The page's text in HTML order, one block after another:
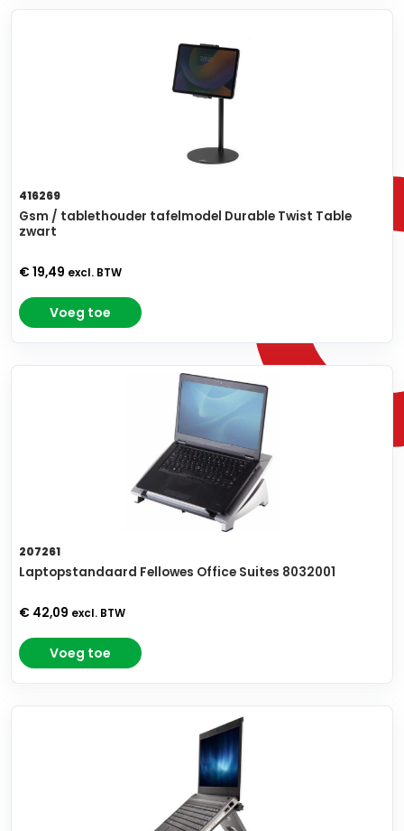
416269
Gsm / tablethouder tafelmodel Durable Twist Table
zwart
€ 19,49 excl. BTW
Voeg toe
207261
Laptopstandaard Fellowes Office Suites 8032001
€ 42,09 excl. BTW
Voeg toe